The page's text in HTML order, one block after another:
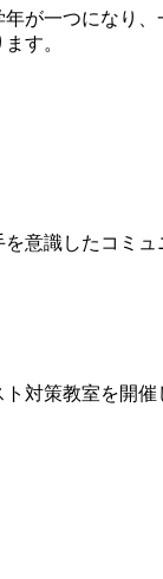
が一つになり
す。
意識したコミ
対策教室を開